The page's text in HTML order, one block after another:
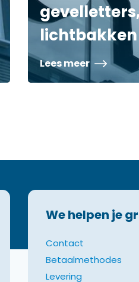
lichtbakken
Lees meer
We helpen je
Contact
Betaalmethodes
Levering